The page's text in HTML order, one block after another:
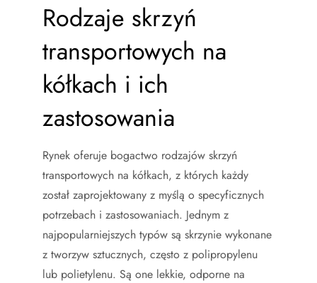
Rodzaje skrzyń
transportowych na
kółkach i ich
zastosowania
Rynek oferuje bogactwo rodzajów skrzyń
transportowych na kółkach, z których każdy
został zaprojektowany z myślą o specyficznych
potrzebach i zastosowaniach. Jednym z
najpopularniejszych typów są skrzynie wykonane
z tworzyw sztucznych, często z polipropylenu
lub polietylenu. Są one lekkie, odporne na